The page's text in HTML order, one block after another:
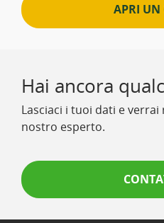
APRI UN
Hai ancora
Lasciaci i tuoi dati e
nostro esperto.